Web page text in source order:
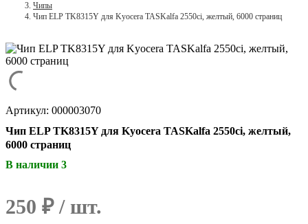
Чипы
Чип ELP TK8315Y для Kyocera TASKalfa 2550ci, желтый, 6000 страниц
Артикул: 000003070
Чип ELP TK8315Y для Kyocera TASKalfa 2550ci, желтый,
6000 страниц
В наличии 3
250 ₽